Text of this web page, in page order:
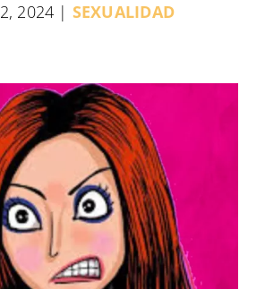
2024 | SEXUALIDAD